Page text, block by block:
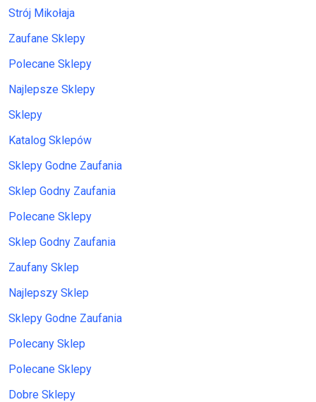
Strój Mikołaja
Zaufane Sklepy
Polecane Sklepy
Najlepsze Sklepy
Sklepy
Katalog Sklepów
Sklepy Godne Zaufania
Sklep Godny Zaufania
Polecane Sklepy
Sklep Godny Zaufania
Zaufany Sklep
Najlepszy Sklep
Sklepy Godne Zaufania
Polecany Sklep
Polecane Sklepy
Dobre Sklepy